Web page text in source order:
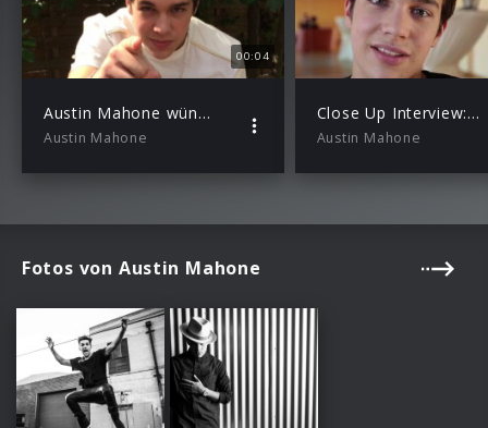
00:04
Austin Mahone wünscht frohe Weihnachten
Austin Mahone
Close Up Interview: zehn Fragen an Austin Mahone
Austin Mahone
Fotos von Austin Mahone